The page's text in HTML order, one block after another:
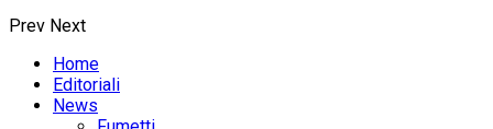
Prev Next
Home
Editoriali
News